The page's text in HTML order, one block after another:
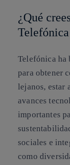
¿Qué
Telefónica ha
para obtener
lejanos, estar
avances
importantes
sociales e
como